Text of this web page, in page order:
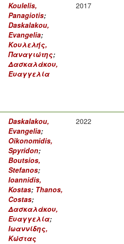
Koulelis,
Panagiotis;
Daskalakou,
Evangelia;
Κουλελής,
Παναγιώτης;
Δασκαλάκου,
Ευαγγελία
2017
Daskalakou,
Evangelia;
Oikonomidis,
Spyridon;
Boutsios,
Stefanos;
Ioannidis,
Kostas; Thanos,
Costas;
Δασκαλάκου,
Ευαγγελία;
Ιωαννίδης,
Κώστας
2022